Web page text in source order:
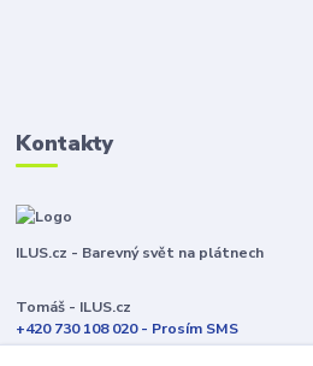
Kontakty
ILUS.cz - Barevný svět na plátnech
Tomáš - ILUS.cz
+420 730 108 020 - Prosím SMS
Jsme většinu času ve výrobě